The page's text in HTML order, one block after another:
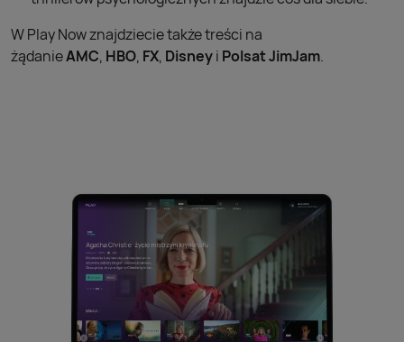
W Play Now znajdziecie także treści na
żądanieAMC, HBO, FX, Disneyi Polsat JimJam.